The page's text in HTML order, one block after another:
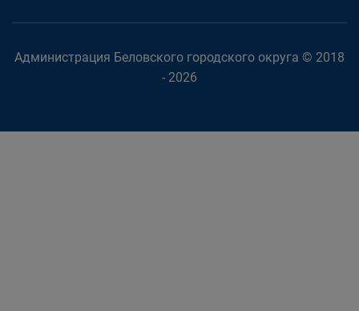
Администрация Беловского городского округа © 2018
- 2026